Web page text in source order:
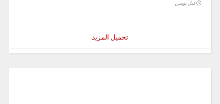
قبل يومين
تحميل المزيد